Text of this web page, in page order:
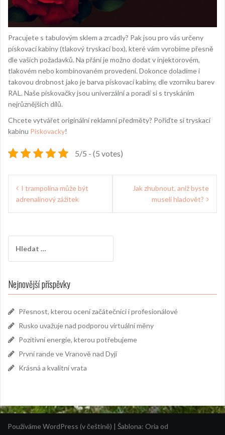
Pracujete s tabulovým sklem a zrcadly? Pak jsou pro vás určeny
pískovací kabiny (tlakový tryskací box), které vám vyrobíme přesně
dle vašich požadavků. Na přání je možno dodat v injektorovém,
tlakovém nebo kombinovaném provedení. Dokonce doladíme i
takovou drobnost jako je barva pískovací kabiny, dle vzorníku barev
RAL. Naše pískovačky jsou univerzální a poradí si s tryskáním
nejrůznějších dílů.
Chcete vytvářet originální reklamní předměty? Pořiďte si tryskací
kabinu Piskovacky!
5/5 - (5 votes)
Navigace
proI trampolína může být
adrenalinový zážitek
Jak zhubnout, aniž byste
museli hladovět?
Nejnovější příspěvky
Přesnost, kterou ocení začátečníci i profesionálové
Rusko uvažuje nad podporou virtuální měny
Pozitivní energie, kterou potřebujeme
První rande ve Vranově nad Dyjí
Krásná a kvalitní vrata
Používáme WordPress (v češtině) | Šablona: Oria od